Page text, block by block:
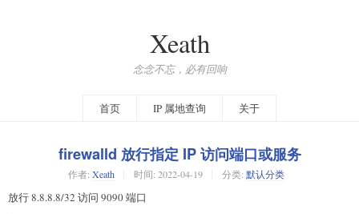
Xeath
念念不忘，必有回响
首页 IP 属地查询 关于
firewalld 放行指定 IP 访问端口或服务
作者: Xeath 时间: 2022-04-19 分类: 默认分类
放行 8.8.8.8/32 访问 9090 端口